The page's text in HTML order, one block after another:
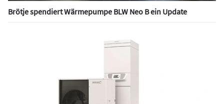
Brötje spendiert Wärmepumpe BLW Neo B ein Update